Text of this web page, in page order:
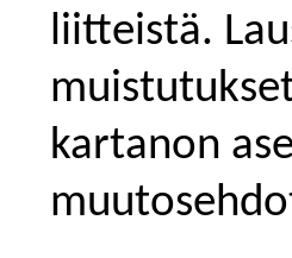
liitteistä.
kartanon